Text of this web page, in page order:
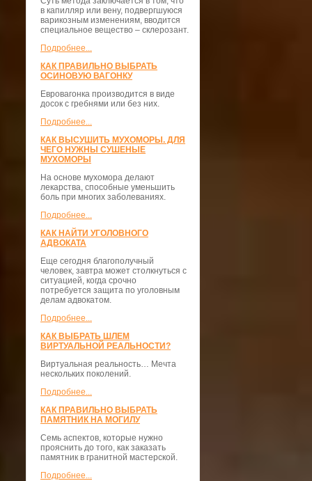
в капилляр или вену, подвергшуюся
варикозным изменениям, вводится
специальное вещество – склерозант.
Подробнее...
КАК ПРАВИЛЬНО ВЫБРАТЬ
ОСИНОВУЮ ВАГОНКУ
Евровагонка производится в виде
досок с гребнями или без них.
Подробнее...
КАК ВЫСУШИТЬ МУХОМОРЫ. ДЛЯ
ЧЕГО НУЖНЫ СУШЕНЫЕ
МУХОМОРЫ
На основе мухомора делают
лекарства, способные уменьшить
боль при многих заболеваниях.
Подробнее...
КАК НАЙТИ УГОЛОВНОГО
АДВОКАТА
Еще сегодня благополучный
человек, завтра может столкнуться с
ситуацией, когда срочно
потребуется защита по уголовным
делам адвокатом.
Подробнее...
КАК ВЫБРАТЬ ШЛЕМ
ВИРТУАЛЬНОЙ РЕАЛЬНОСТИ?
Виртуальная реальность… Мечта
нескольких поколений.
Подробнее...
КАК ПРАВИЛЬНО ВЫБРАТЬ
ПАМЯТНИК НА МОГИЛУ
Семь аспектов, которые нужно
прояснить до того, как заказать
памятник в гранитной мастерской.
Подробнее...